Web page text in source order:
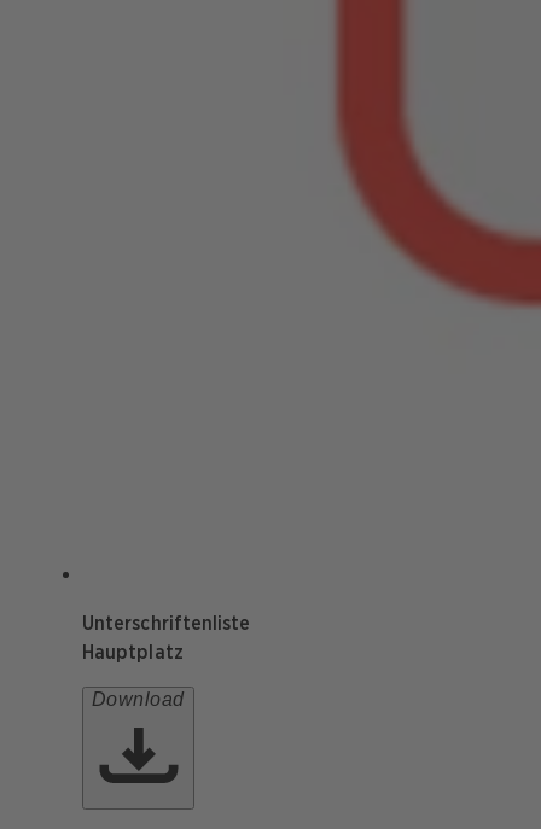
Unterschriftenliste
Hauptplatz
Download